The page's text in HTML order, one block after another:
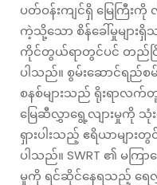
ပတ်ဝန်းကျင်ရှိ မြေကြီးကို
ကဲ့သို့သော စိန်ခေါ်မှုများရှိ
ကိုင်တွယ်ရာတွင်ပင် တည်င
ပါသည်။ စွမ်းဆောင်ရည်
စနစ်များသည် ရိုးရာလက်တူ
မြေဆီလွှာရွေ့လျားမှုကို သုံး
ရှားပါးသည့် ဧရိယာမျာ
ပါသည်။ SWRT ၏ မကြာ
မှုကို ရင်ဆိုင်နေရသည့် ရေ